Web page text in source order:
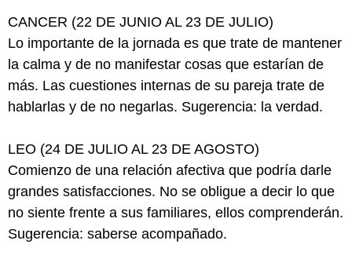
CANCER (22 DE JUNIO AL 23 DE JULIO)
Lo importante de la jornada es que trate de mantener
la calma y de no manifestar cosas que estarían de
más. Las cuestiones internas de su pareja trate de
hablarlas y de no negarlas. Sugerencia: la verdad.
LEO (24 DE JULIO AL 23 DE AGOSTO)
Comienzo de una relación afectiva que podría darle
grandes satisfacciones. No se obligue a decir lo que
no siente frente a sus familiares, ellos comprenderán.
Sugerencia: saberse acompañado.